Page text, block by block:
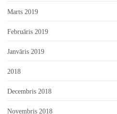
Marts 2019
Februāris 2019
Janvāris 2019
2018
Decembris 2018
Novembris 2018